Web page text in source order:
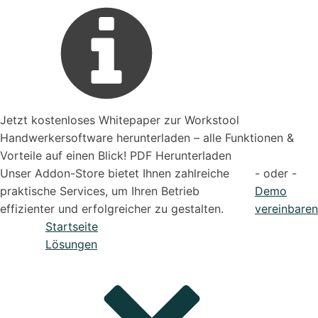
Jetzt kostenloses Whitepaper zur Workstool
Handwerkersoftware herunterladen – alle Funktionen &
Vorteile auf einen Blick! PDF Herunterladen
Unser Addon-Store bietet Ihnen zahlreiche
praktische Services, um Ihren Betrieb
effizienter und erfolgreicher zu gestalten.
- oder -
Demo
vereinbaren
Startseite
Lösungen